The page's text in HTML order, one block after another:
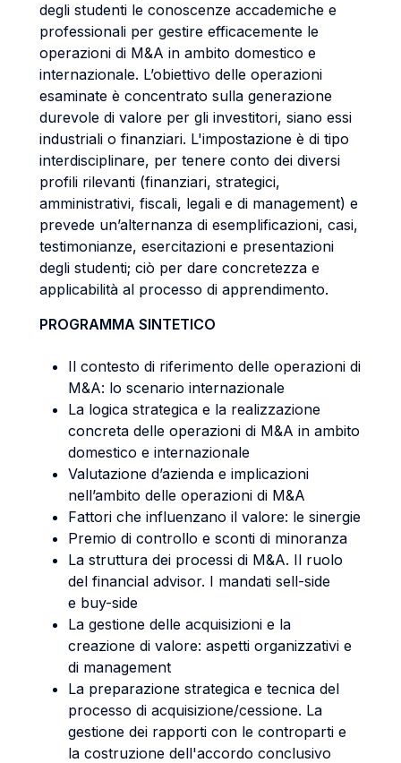
degli studenti le conoscenze accademiche e
professionali per gestire efficacemente le
operazioni di M&A in ambito domestico e
internazionale. L’obiettivo delle operazioni
esaminate è concentrato sulla generazione
durevole di valore per gli investitori, siano essi
industriali o finanziari. L'impostazione è di tipo
interdisciplinare, per tenere conto dei diversi
profili rilevanti (finanziari, strategici,
amministrativi, fiscali, legali e di management) e
prevede un’alternanza di esemplificazioni, casi,
testimonianze, esercitazioni e presentazioni
degli studenti; ciò per dare concretezza e
applicabilità al processo di apprendimento.
PROGRAMMA SINTETICO
Il contesto di riferimento delle operazioni di
M&A: lo scenario internazionale
La logica strategica e la realizzazione
concreta delle operazioni di M&A in ambito
domestico e internazionale
Valutazione d’azienda e implicazioni
nell’ambito delle operazioni di M&A
Fattori che influenzano il valore: le sinergie
Premio di controllo e sconti di minoranza
La struttura dei processi di M&A. Il ruolo
del financial advisor. I mandati sell-side
e buy-side
La gestione delle acquisizioni e la
creazione di valore: aspetti organizzativi e
di management
La preparazione strategica e tecnica del
processo di acquisizione/cessione. La
gestione dei rapporti con le controparti e
la costruzione dell'accordo conclusivo